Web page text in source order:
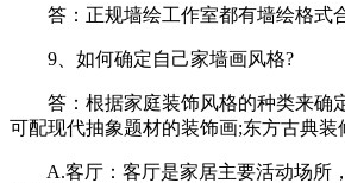
答：正规墙绘工作室都有墙绘格式合
9、如何确定自己家墙画风格?
答：根据家庭装饰风格的种类来确定
可配现代抽象题材的装饰画;东方古典
A.客厅：客厅是家居主要活动场所，